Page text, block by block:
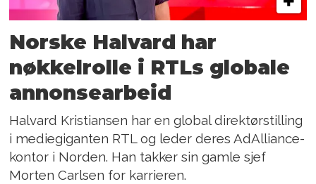
Norske Halvard har
nøkkelrolle i RTLs globale
annonsearbeid
Halvard Kristiansen har en global direktørstilling
i mediegiganten RTL og leder deres AdAlliance-
kontor i Norden. Han takker sin gamle sjef
Morten Carlsen for karrieren.